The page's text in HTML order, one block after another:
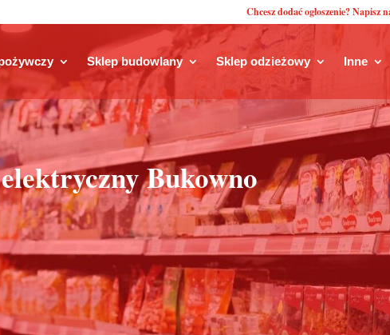
Chcesz dodać ogłoszenie?
Sklep budowlany Sklep odzieżowy Inne
Bukowno